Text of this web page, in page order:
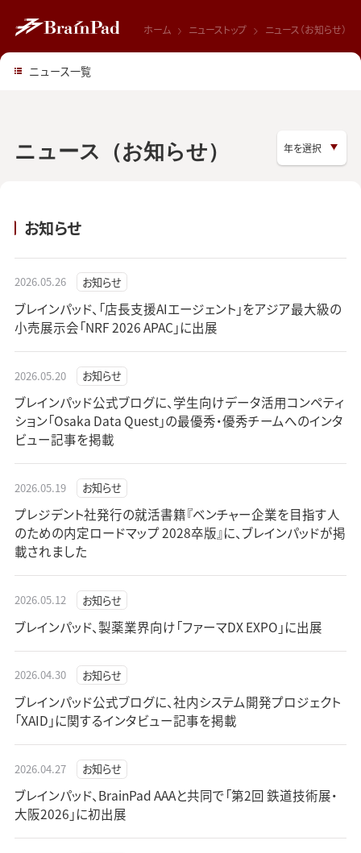
ホーム ニューストップ ニュース（お知らせ）
ニュース（お知らせ）
お知らせ
2026.05.26 お知らせ
ブレインパッド、「店長支援AIエージェント」をアジア最大級の
小売展示会「NRF 2026 APAC」に出展
2026.05.20 お知らせ
ブレインパッド公式ブログに、学生向けデータ活用コンペティ
ション「Osaka Data Quest」の最優秀・優秀チームへのインタ
ビュー記事を掲載
2026.05.19 お知らせ
プレジデント社発行の就活書籍『ベンチャー企業を目指す人
のための内定ロードマップ 2028卒版』に、ブレインパッドが掲
載されました
2026.05.12 お知らせ
ブレインパッド、製薬業界向け「ファーマDX EXPO」に出展
2026.04.30 お知らせ
ブレインパッド公式ブログに、社内システム開発プロジェクト
「XAID」に関するインタビュー記事を掲載
2026.04.27 お知らせ
ブレインパッド、BrainPad AAAと共同で「第2回 鉄道技術展・
大阪2026」に初出展
ニュース一覧